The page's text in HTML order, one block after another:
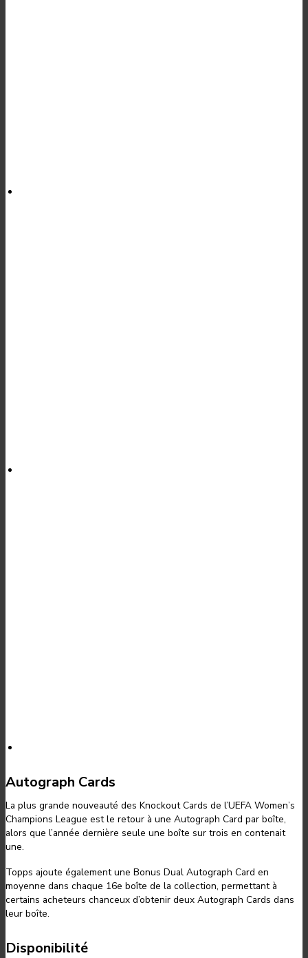
Autograph Cards
La plus grande nouveauté des Knockout Cards de l’UEFA Women’s
Champions League est le retour à une Autograph Card par boîte,
alors que l’année dernière seule une boîte sur trois en contenait
une.
Topps ajoute également une Bonus Dual Autograph Card en
moyenne dans chaque 16e boîte de la collection, permettant à
certains acheteurs chanceux d’obtenir deux Autograph Cards dans
leur boîte.
Disponibilité